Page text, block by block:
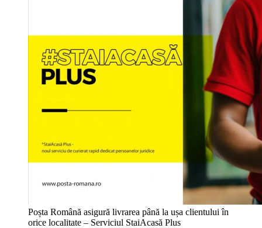
Poșta Română asigură livrarea până la ușa clientului în
orice localitate – Serviciul StaiAcasă Plus